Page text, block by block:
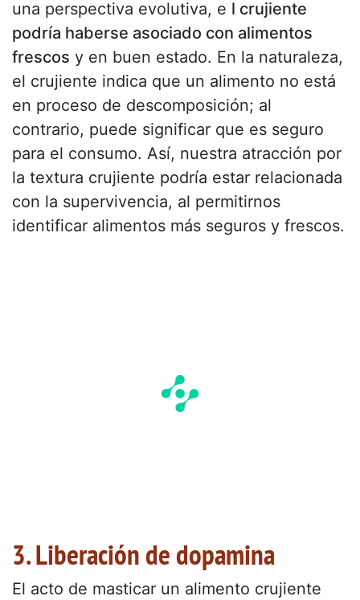
una perspectiva evolutiva, e l crujiente
podría haberse asociado con alimentos
frescos y en buen estado. En la naturaleza,
el crujiente indica que un alimento no está
en proceso de descomposición; al
contrario, puede significar que es seguro
para el consumo. Así, nuestra atracción por
la textura crujiente podría estar relacionada
con la supervivencia, al permitirnos
identificar alimentos más seguros y frescos​.
3. Liberación de dopamina
El acto de masticar un alimento crujiente